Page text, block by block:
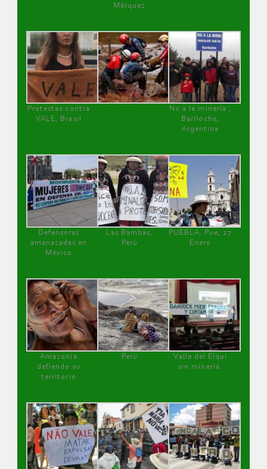
Márquez
Protestas contra
VALE, Brasil
No a la minería ,
Bariloche,
Argentina
Defensoras
amenazadas en
México
Las Bambas,
Perú
PUEBLA, Pue, 27
Enero
Amazonía
defiende su
territorio
Perú
Valle del Elqui
sin minería.